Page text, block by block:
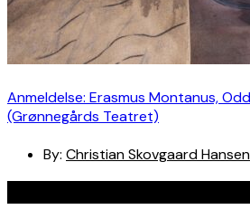
Anmeldelse: Erasmus Montanus,
(Grønnegårds Teatret)
By: Christian Skovgaard Hansen